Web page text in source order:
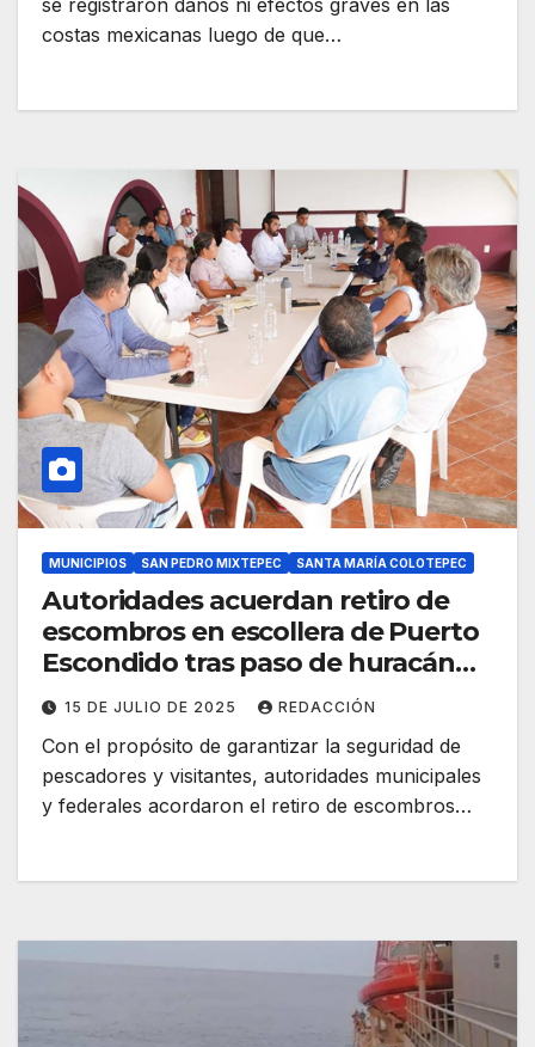
se registraron daños ni efectos graves en las
costas mexicanas luego de que…
MUNICIPIOS SAN PEDRO MIXTEPEC SANTA MARÍA COLOTEPEC
Autoridades acuerdan retiro de
escombros en escollera de Puerto
Escondido tras paso de huracán
Erick
15 DE JULIO DE 2025 REDACCIÓN
Con el propósito de garantizar la seguridad de
pescadores y visitantes, autoridades municipales
y federales acordaron el retiro de escombros…